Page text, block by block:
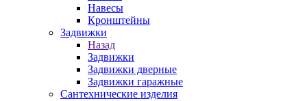
Навесы
Кронштейны
Задвижки
Назад
Задвижки
Задвижки дверные
Задвижки гаражные
Сантехнические изделия